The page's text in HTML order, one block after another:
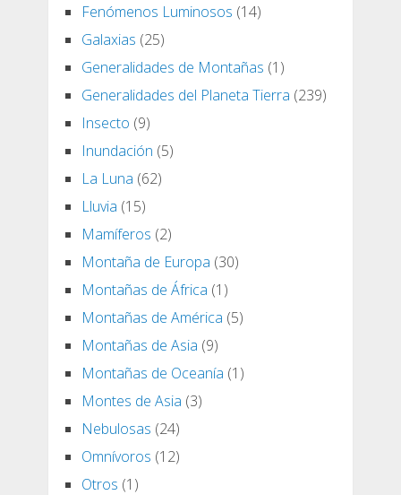
Fenómenos Luminosos (14)
Galaxias (25)
Generalidades de Montañas (1)
Generalidades del Planeta Tierra (239)
Insecto (9)
Inundación (5)
La Luna (62)
Lluvia (15)
Mamíferos (2)
Montaña de Europa (30)
Montañas de África (1)
Montañas de América (5)
Montañas de Asia (9)
Montañas de Oceanía (1)
Montes de Asia (3)
Nebulosas (24)
Omnívoros (12)
Otros (1)